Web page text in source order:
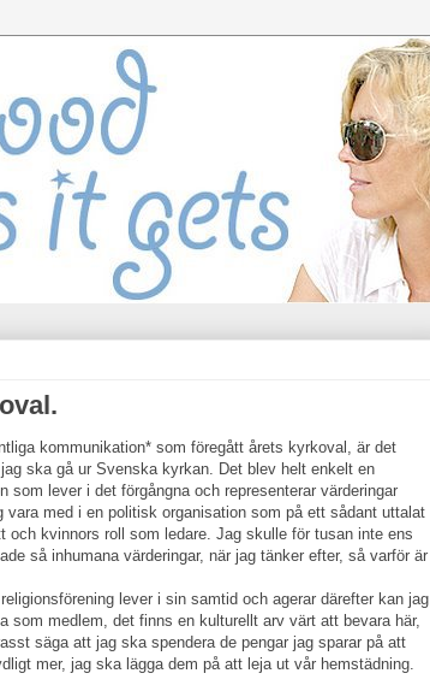
kommunikation* som föregått årets kyrkoval, är det
ska gå ur Svenska kyrkan. Det blev helt enkelt en
som lever i det förgångna och representerar värderingar
med i en politisk organisation som på ett sådant uttalat
och kvinnors roll som ledare. Jag skulle för tusan inte ens
så inhumana värderingar, när jag tänker efter, så varför är
lever i sin samtid och agerar därefter kan jag
som medlem, det finns en kulturellt arv värt att bevara här,
säga att jag ska spendera de pengar jag sparar på att
mer, jag ska lägga dem på att leja ut vår hemstädning.